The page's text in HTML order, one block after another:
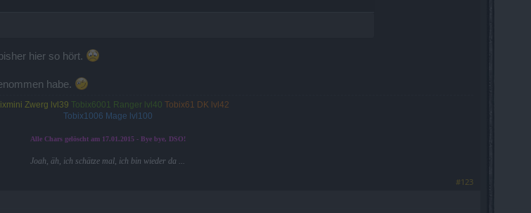
hier so hört.
habe.
Zwerg lvl39 Tobix6001 Ranger lvl40 Tobix61 DK lvl42
Tobix1006 Mage lvl100
Alle Chars gelöscht am 17.01.2015 - Bye bye, DSO!
Joah, äh, ich schätze mal, ich bin wieder da ...
#123